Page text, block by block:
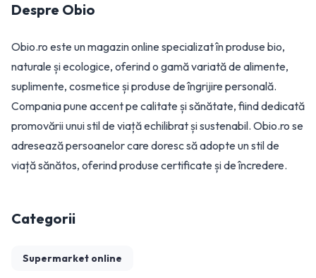
Despre Obio
Obio.ro este un magazin online specializat în produse bio,
naturale și ecologice, oferind o gamă variată de alimente,
suplimente, cosmetice și produse de îngrijire personală.
Compania pune accent pe calitate și sănătate, fiind dedicată
promovării unui stil de viață echilibrat și sustenabil. Obio.ro se
adresează persoanelor care doresc să adopte un stil de
viață sănătos, oferind produse certificate și de încredere.
Categorii
Supermarket online